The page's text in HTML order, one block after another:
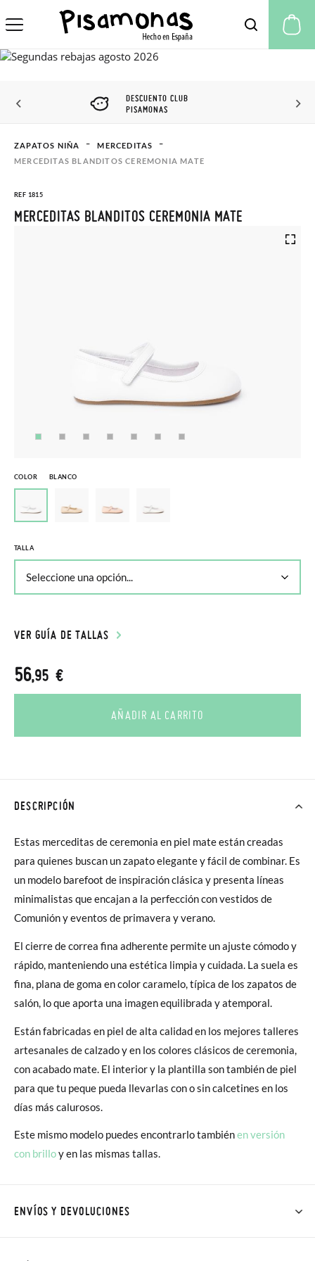
DESCUENTO CLUB
PISAMONAS
ZAPATOS NIÑA
MERCEDITAS
MERCEDITAS BLANDITOS CEREMONIA MATE
REF 1815
MERCEDITAS BLANDITOS CEREMONIA MATE
COLOR BLANCO
TALLA
VER GUÍA DE TALLAS
56,95 €
AÑADIR AL CARRITO
DESCRIPCIÓN
Estas merceditas de ceremonia en piel mate están creadas
para quienes buscan un zapato elegante y fácil de combinar. Es
un modelo barefoot de inspiración clásica y presenta líneas
minimalistas que encajan a la perfección con vestidos de
Comunión y eventos de primavera y verano.
El cierre de correa fina adherente permite un ajuste cómodo y
rápido, manteniendo una estética limpia y cuidada. La suela es
fina, plana de goma en color caramelo, típica de los zapatos de
salón, lo que aporta una imagen equilibrada y atemporal.
Están fabricadas en piel de alta calidad en los mejores talleres
artesanales de calzado y en los colores clásicos de ceremonia,
con acabado mate. El interior y la plantilla son también de piel
para que tu peque pueda llevarlas con o sin calcetines en los
días más calurosos.
Este mismo modelo puedes encontrarlo tambiénen versión
con brilloy en las mismas tallas.
ENVÍOS Y DEVOLUCIONES